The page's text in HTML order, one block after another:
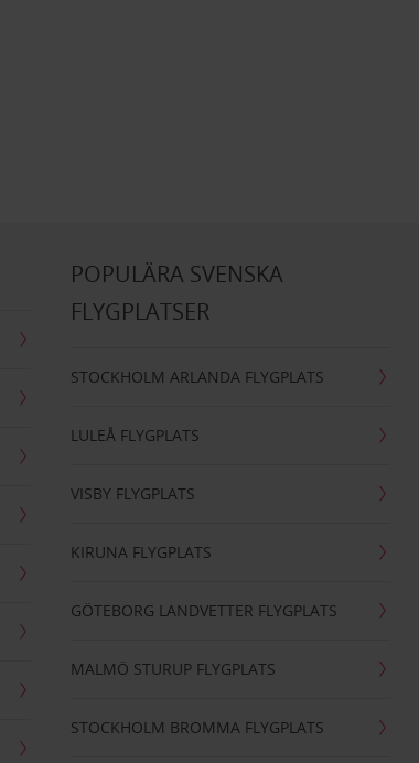
POPULÄRA SVENSKA
FLYGPLATSER
STOCKHOLM ARLANDA FLYGPLATS
LULEÅ FLYGPLATS
VISBY FLYGPLATS
KIRUNA FLYGPLATS
GÖTEBORG LANDVETTER FLYGPLATS
MALMÖ STURUP FLYGPLATS
STOCKHOLM BROMMA FLYGPLATS